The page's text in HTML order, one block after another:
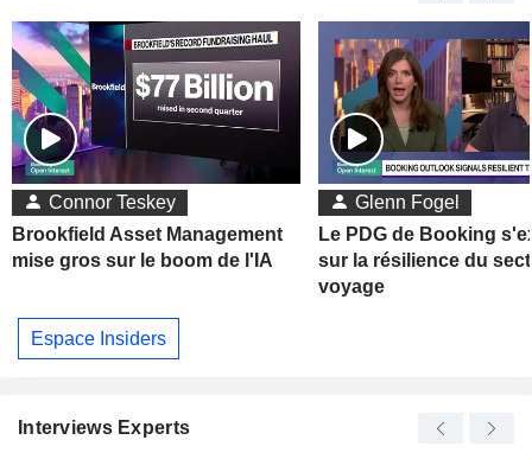
Connor Teskey
Brookfield Asset Management
mise gros sur le boom de l'IA
Glenn Fogel
Le PDG de Booking
sur la résilience du
voyage
Espace Insiders
Interviews Experts